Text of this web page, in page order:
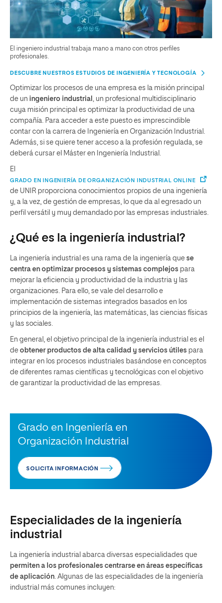
El ingeniero industrial trabaja mano a mano con otros perfiles
profesionales.
DESCUBRE NUESTROS ESTUDIOS DE INGENIERÍA Y TECNOLOGÍA
Optimizar los procesos de una empresa es la misión principal
de un ingeniero industrial
, un profesional multidisciplinario
cuya misión principal es optimizar la productividad de una
compañía. Para acceder a este puesto es imprescindible
contar con la carrera de Ingeniería en Organización Industrial.
Además, si se quiere tener acceso a la profesión regulada, se
deberá cursar el Máster en Ingeniería Industrial.
El
GRADO EN INGENIERÍA DE ORGANIZACIÓN INDUSTRIAL ONLINE
de UNIR proporciona conocimientos propios de una ingeniería
y, a la vez, de gestión de empresas, lo que da al egresado un
perfil versátil y muy demandado por las empresas industriales.
¿Qué es la ingeniería industrial?
La ingeniería industrial es una rama de la ingeniería que se
centra en optimizar procesos y sistemas complejos para
mejorar la eficiencia y productividad de la industria y las
organizaciones. Para ello, se vale del desarrollo e
implementación de sistemas integrados basados en los
principios de la ingeniería, las matemáticas, las ciencias físicas
y las sociales.
En general, el objetivo principal de la ingeniería industrial es el
de obtener productos de alta calidad y servicios útiles para
integrar en los procesos industriales basándose en conceptos
de diferentes ramas científicas y tecnológicas con el objetivo
de garantizar la productividad de las empresas.
Grado en Ingeniería en
Organización Industrial
SOLICITA INFORMACIÓN
Especialidades de la ingeniería
industrial
La ingeniería industrial abarca diversas especialidades que
permiten a los profesionales centrarse en áreas específicas
de aplicación . Algunas de las especialidades de la ingeniería
industrial más comunes incluyen: